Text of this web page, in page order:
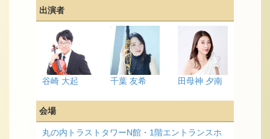
出演者
谷崎 大起 千葉 友希 田母神 夕南
会場
丸の内トラストタワーN館・1階エントランスホ